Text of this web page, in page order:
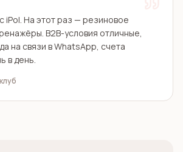
iPol. На этот раз — резиновое
B2B-условия отличные,
на связи в WhatsApp, счета
в день.